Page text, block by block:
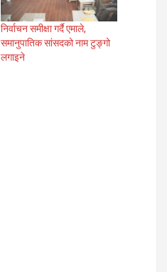
निर्वाचन समीक्षा गर्दै एमाले,
समानुपातिक सांसदको नाम टुङ्गो
लगाइने